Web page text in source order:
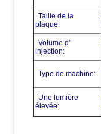
Taille de la
plaque:
Volume d'
injection:
Type de machine:
Une lumière
élevée: